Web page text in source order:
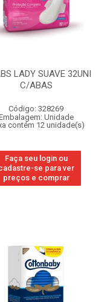
LADY SUAVE 32UNI
C/ABAS
Código: 328269
Unidade
contém 12 unidade(s)
Faça seu login ou
se para ver
preços e comprar